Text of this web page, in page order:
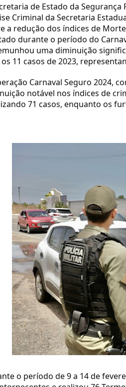
de Estado da
Criminal da Secretaria
a redução dos índices de
durante o período do
uma diminuição
11 casos de 2023,
Carnaval Seguro 2024,
notável nos índices de
71 casos, enquanto os
o período de 9 a 14 de